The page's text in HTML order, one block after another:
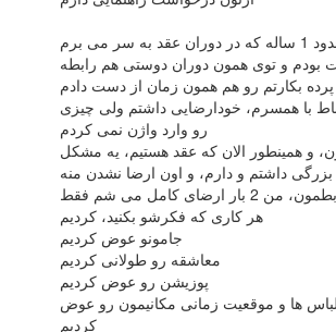
در دوران عقد به سر می برم
بودم و توی همون دوران دوستی هم رابطه
بکارتم رو هم همون زمان از دست دادم
با همسرم، خودارضایی داشتم ولی چیزی
رو وارد واژن نمی کردم
و همینطور الان که عقد هستیم، یه مشکل
بزرگی داشتم و دارم، و اون ارضا نشدن منه
هر کاری که فکرشو بکنید، کردیم
جامونو عوض کردیم
معاشقه رو طولانی کردیم
پوزیشن رو عوض کردیم
ها و موقعیت زمانی مکانیمون رو عوض
کردیم